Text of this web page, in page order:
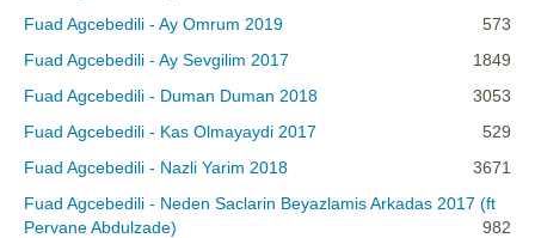
Fuad Agcebedili - Ay Omrum 2019
573
Fuad Agcebedili - Ay Sevgilim 2017
1849
Fuad Agcebedili - Duman Duman 2018
3053
Fuad Agcebedili - Kas Olmayaydi 2017
529
Fuad Agcebedili - Nazli Yarim 2018
3671
Fuad Agcebedili - Neden Saclarin Beyazlamis Arkadas 2017 (ft
Pervane Abdulzade)
982